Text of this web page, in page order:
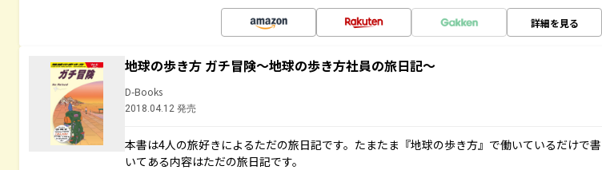
詳細を見る
地球の歩き方 ガチ冒険～地球の歩き方社員の旅日記～
D-Books
2018.04.12 発売
本書は4人の旅好きによるただの旅日記です。たまたま『地球の歩き方』で働いているだけで書
いてある内容はただの旅日記です。